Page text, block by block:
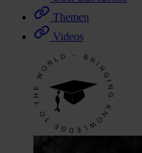
Themen
Videos